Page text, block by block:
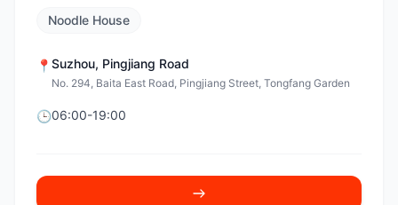
Noodle House
📍 Suzhou, Pingjiang Road
No. 294, Baita East Road, Pingjiang Street, Tongfang Garden
🕒06:00-19:00